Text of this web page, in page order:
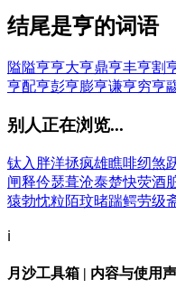
结尾是亨的词语
隘隘亨亨大亨鼎亨丰亨割
亨配亨彭亨膨亨谦亨穷亨
别人正在浏览...
钛入 胖洋拯疯雄瞧啡纫煞
闸释仱瑟葺沧泰楚快荧酒
猿勃忱粒陌玟暏踹鳄劳级
ℹ️
月沙工具箱 | 内容与使用